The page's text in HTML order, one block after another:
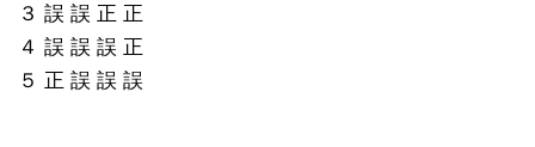
３ 誤 誤 正 正
４ 誤 誤 誤 正
５ 正 誤 誤 誤